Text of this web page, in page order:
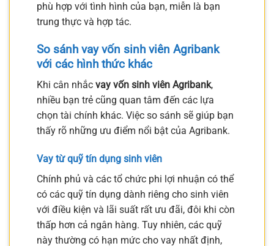
phù hợp với tình hình của bạn, miễn là bạn
trung thực và hợp tác.
So sánh vay vốn sinh viên Agribank
với các hình thức khác
Khi cân nhắc vay vốn sinh viên Agribank,
nhiều bạn trẻ cũng quan tâm đến các lựa
chọn tài chính khác. Việc so sánh sẽ giúp bạn
thấy rõ những ưu điểm nổi bật của Agribank.
Vay từ quỹ tín dụng sinh viên
Chính phủ và các tổ chức phi lợi nhuận có thể
có các quỹ tín dụng dành riêng cho sinh viên
với điều kiện và lãi suất rất ưu đãi, đôi khi còn
thấp hơn cả ngân hàng. Tuy nhiên, các quỹ
này thường có hạn mức cho vay nhất định,